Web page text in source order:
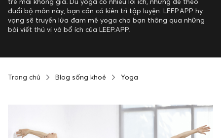
đuổi bộ môn này, bạn cần có kiên trì tập luyện. LEEP.APP hy
vọng sẽ truyền lửa đam mê yoga cho bạn thông qua những
bài viết thú vị và bổ ích của LEEP.APP.
Trang chủ Blog sống khoẻ Yoga